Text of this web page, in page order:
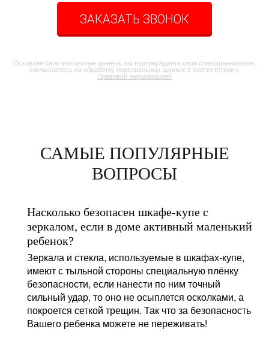
ЗАКАЗАТЬ ЗВОНОК
Оставляя свои контактные данные, вы подтверждаете свое совершеннолетие,
соглашаетесь на обработку персональных данных в соответствии с
Правовой информацией
САМЫЕ ПОПУЛЯРНЫЕ
ВОПРОСЫ
Насколько безопасен шкафе-купе с
зеркалом, если в доме активный маленький
ребенок?
Зеркала и стекла, используемые в шкафах-купе,
имеют с тыльной стороны специальную плёнку
безопасности, если нанести по ним точный
сильный удар, то оно не осыплется осколками, а
покроется сеткой трещин. Так что за безопасность
Вашего ребенка можете не переживать!